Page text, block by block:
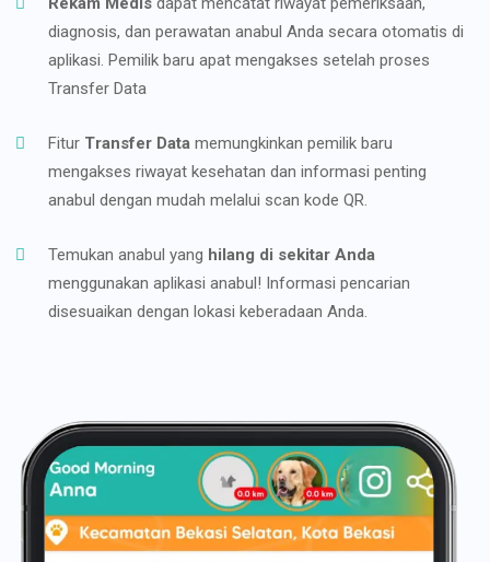
diagnosis, dan perawatan anabul Anda secara otomatis di
aplikasi. Pemilik baru apat mengakses setelah proses
Transfer Data
Fitur Transfer Data memungkinkan pemilik baru
mengakses riwayat kesehatan dan informasi penting
anabul dengan mudah melalui scan kode QR.
Temukan anabul yang hilang di sekitar Anda
menggunakan aplikasi anabul! Informasi pencarian
disesuaikan dengan lokasi keberadaan Anda.